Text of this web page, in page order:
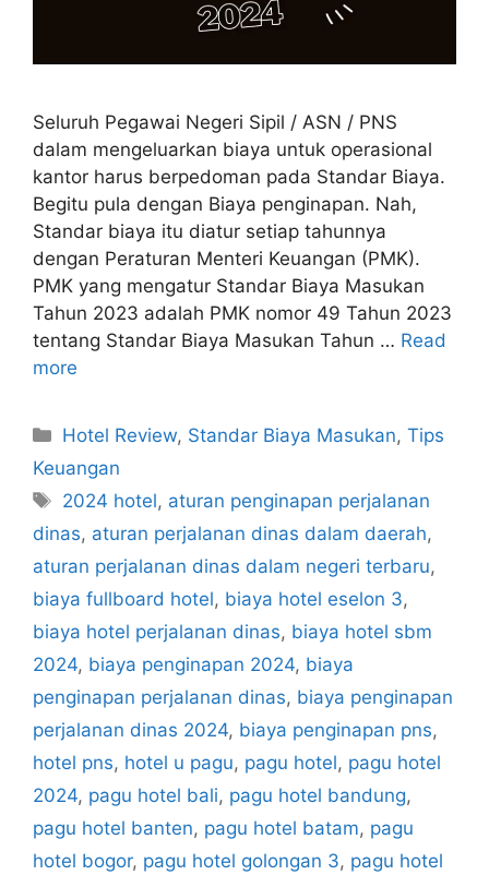
Seluruh Pegawai Negeri Sipil / ASN / PNS
dalam mengeluarkan biaya untuk operasional
kantor harus berpedoman pada Standar Biaya.
Begitu pula dengan Biaya penginapan. Nah,
Standar biaya itu diatur setiap tahunnya
dengan Peraturan Menteri Keuangan (PMK).
PMK yang mengatur Standar Biaya Masukan
Tahun 2023 adalah PMK nomor 49 Tahun 2023
tentang Standar Biaya Masukan Tahun … Read
more
Categories
Hotel Review, Standar Biaya Masukan,Tips
Keuangan
Tags
2024 hotel, aturan penginapan perjalanan
dinas, aturan perjalanan dinas dalam daerah,
aturan perjalanan dinas dalam negeri terbaru,
biaya fullboard hotel, biaya hotel eselon 3,
biaya hotel perjalanan dinas, biaya hotel sbm
2024, biaya penginapan 2024, biaya
penginapan perjalanan dinas, biaya penginapan
perjalanan dinas 2024, biaya penginapan pns,
hotel pns, hotel u pagu, pagu hotel, pagu hotel
2024, pagu hotel bali, pagu hotel bandung,
pagu hotel banten, pagu hotel batam, pagu
hotel bogor, pagu hotel golongan 3, pagu hotel